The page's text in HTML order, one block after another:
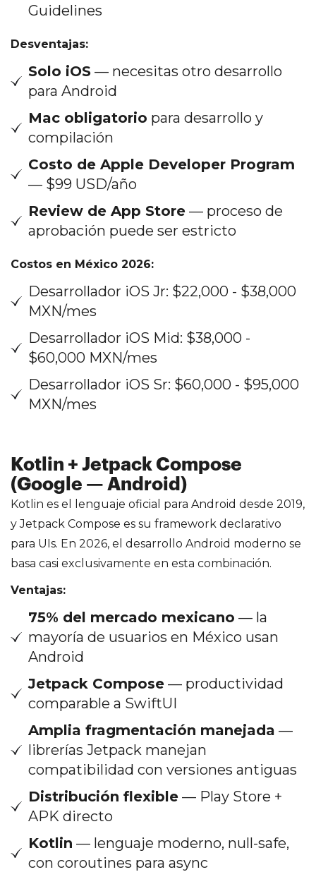
Guidelines
Desventajas:
Solo iOS — necesitas otro desarrollo
para Android
Mac obligatorio para desarrollo y
compilación
Costo de Apple Developer Program
— $99 USD/año
Review de App Store — proceso de
aprobación puede ser estricto
Costos en México 2026:
Desarrollador iOS Jr: $22,000 - $38,000
MXN/mes
Desarrollador iOS Mid: $38,000 -
$60,000 MXN/mes
Desarrollador iOS Sr: $60,000 - $95,000
MXN/mes
Kotlin + Jetpack Compose
(Google — Android)
Kotlin es el lenguaje oficial para Android desde 2019,
y Jetpack Compose es su framework declarativo
para UIs. En 2026, el desarrollo Android moderno se
basa casi exclusivamente en esta combinación.
Ventajas:
75% del mercado mexicano — la
mayoría de usuarios en México usan
Android
Jetpack Compose — productividad
comparable a SwiftUI
Amplia fragmentación manejada —
librerías Jetpack manejan
compatibilidad con versiones antiguas
Distribución flexible — Play Store +
APK directo
Kotlin — lenguaje moderno, null-safe,
con coroutines para async